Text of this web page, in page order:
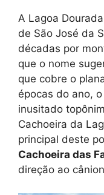
A Lagoa
de São José da
décadas por
que o nome
que cobre o
épocas do ano,
inusitado
Cachoeira da
principal deste
Cachoeira das
direção ao